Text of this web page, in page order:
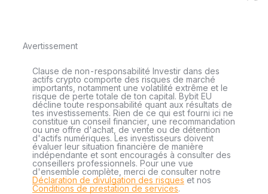
Avertissement
Clause de non-responsabilité Investir dans des
actifs crypto comporte des risques de marché
importants, notamment une volatilité extrême et le
risque de perte totale de ton capital. Bybit EU
décline toute responsabilité quant aux résultats de
tes investissements. Rien de ce qui est fourni ici ne
constitue un conseil financier, une recommandation
ou une offre d'achat, de vente ou de détention
d'actifs numériques. Les investisseurs doivent
évaluer leur situation financière de manière
indépendante et sont encouragés à consulter des
conseillers professionnels. Pour une vue
d'ensemble complète, merci de consulter notre
Déclaration de divulgation des risques et nos
Conditions de prestation de services.